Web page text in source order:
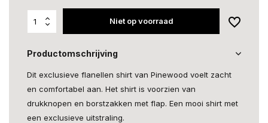
Niet op voorraad
Productomschrijving
Dit exclusieve flanellen shirt van Pinewood voelt zacht
en comfortabel aan. Het shirt is voorzien van
drukknopen en borstzakken met flap. Een mooi shirt met
een exclusieve uitstraling.